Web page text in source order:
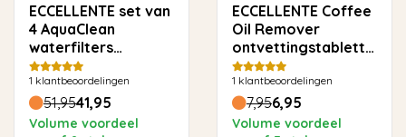
ECCELLENTE set van
4 AquaClean
waterfilters
geschikt voor
Philips Saeco
1 klantbeoordelingen
51,9541,95
Volume voordeel
ECCELLENTE Coffee
Oil Remover
ontvettingstabletten
voor Philips Saeco -
10 stuks
1 klantbeoordelingen
7,956,95
Volume voordeel